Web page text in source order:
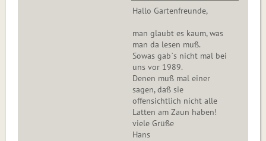
Hallo Gartenfreunde,
man glaubt es kaum, was
man da lesen muß.
Sowas gab`s nicht mal bei
uns vor 1989.
Denen muß mal einer
sagen, daß sie
offensichtlich nicht alle
Latten am Zaun haben!
viele Grüße
Hans